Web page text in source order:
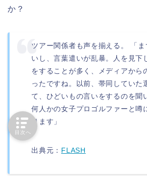
か？
ツアー関係者も声を揃える。 「
いし、言葉遣いが乱暴。人を見下
をすることが多く、メディアから
ったですね。以前、帯同していた
て、ひどいもの言いをするのを聞
何人かの女子プロゴルファーと噂
ります」
出典元： FLASH
目次へ